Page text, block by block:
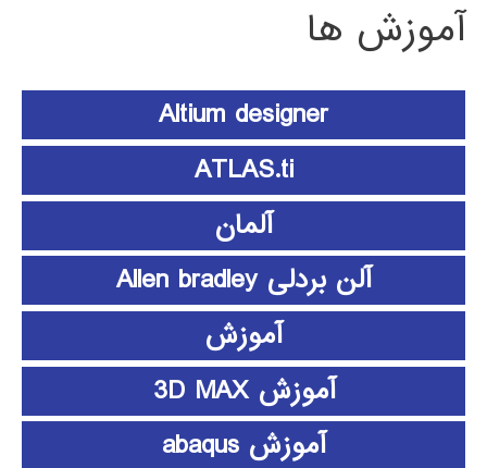
آموزش ها
Altium designer
ATLAS.ti
آلمان
آلن بردلی Allen bradley
آموزش
آموزش 3D MAX
آموزش abaqus